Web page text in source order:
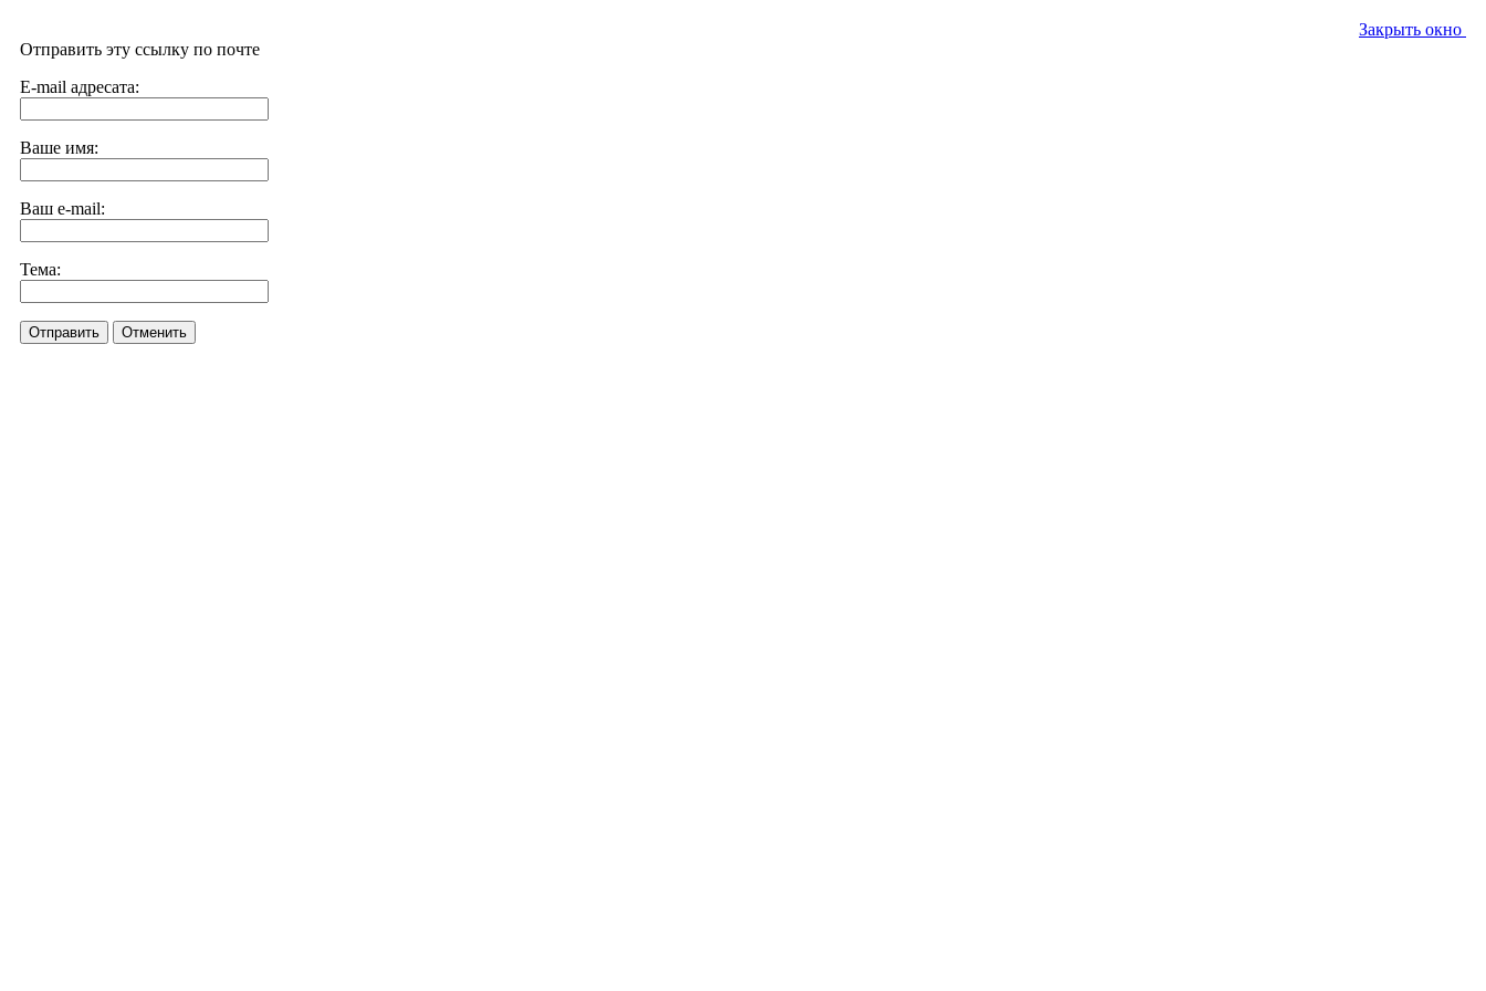
Закрыть окно
Отправить эту ссылку по почте
E-mail адресата:
Ваше имя:
Ваш e-mail:
Тема:
Отправить Отменить